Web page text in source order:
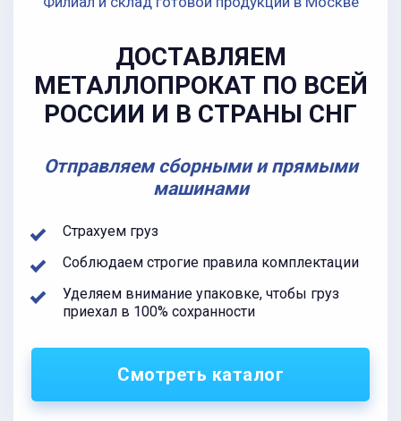
ДОСТАВЛЯЕМ
МЕТАЛЛОПРОКАТ ПО ВСЕЙ
РОССИИ И В СТРАНЫ СНГ
Отправляем сборными и прямыми
машинами
Страхуем груз
Соблюдаем строгие правила комплектации
Уделяем внимание упаковке, чтобы груз
приехал в 100% сохранности
Смотреть каталог